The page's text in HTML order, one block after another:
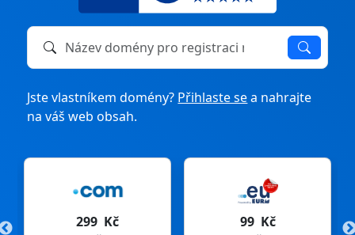
Název domény k registraci nebo převodu
Jste vlastníkem domény? Přihlaste sea nahrajte
na váš web obsah.